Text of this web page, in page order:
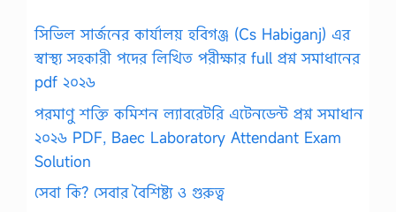
সিভিল সার্জনের কার্যালয় হবিগঞ্জ (Cs Habiganj) এর
স্বাস্থ্য সহকারী পদের লিখিত পরীক্ষার full প্রশ্ন সমাধানের
pdf ২০২৬
পরমাণু শক্তি কমিশন ল্যাবরেটরি এটেনডেন্ট প্রশ্ন সমাধান
২০২৬ PDF, Baec Laboratory Attendant Exam
Solution
সেবা কি? সেবার বৈশিষ্ট্য ও গুরুত্ব